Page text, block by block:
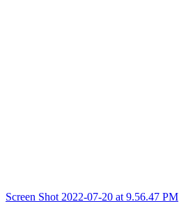
Screen Shot 2022-07-20 at 9.56.47 PM